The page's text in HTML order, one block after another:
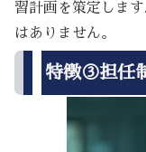
習計画を策定しま
はありません。
特徴③担任